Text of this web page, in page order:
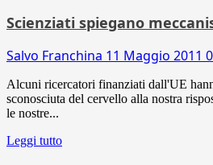
Scienziati spiegano
Salvo Franchina 11 Maggio 2011 0
Alcuni ricercatori finanziati dall'UE
sconosciuta del cervello alla nostra
le nostre...
Leggi tutto